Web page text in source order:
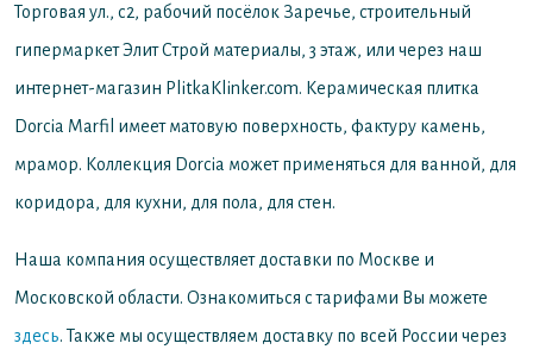
Торговая ул., с2, рабочий посёлок Заречье, строительный
гипермаркет Элит Строй материалы, 3 этаж, или через наш
интернет-магазин PlitkaKlinker.com. Керамическая плитка
Dorcia Marfil имеет матовую поверхность, фактуру камень,
мрамор. Коллекция Dorcia может применяться для ванной, для
коридора, для кухни, для пола, для стен.
Наша компания осуществляет доставки по Москве и
Московской области. Ознакомиться с тарифами Вы можете
здесь. Также мы осуществляем доставку по всей России через